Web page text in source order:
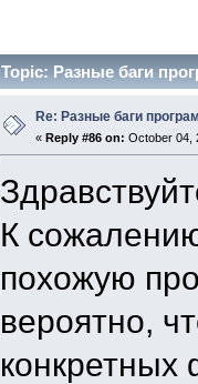
Topic: Разные баги
Re: Разные баги
« Reply #86 on: October 04,
К
похожую
вероятно,